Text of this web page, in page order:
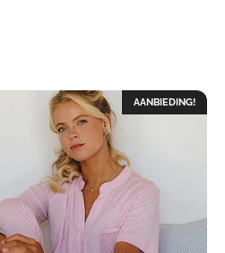
AANBIEDING!